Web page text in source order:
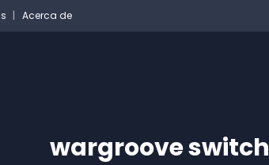
Acerca de
wargroove switch